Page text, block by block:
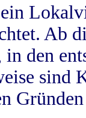
Ab
in den
sind